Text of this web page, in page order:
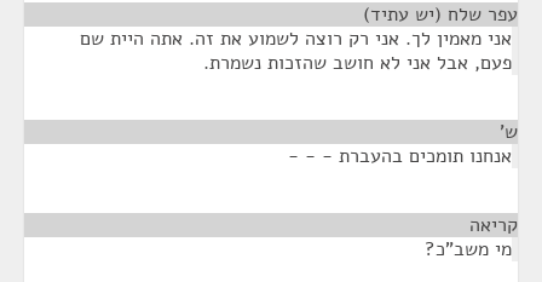
עפר שלח (יש עתיד)
אני מאמין לך. אני רק רוצה לשמוע את זה. אתה היית שם
פעם, אבל אני לא חושב שהזכות נשמרת.
ש'
אנחנו תומכים בהעברת - - -
קריאה
מי משב"כ?